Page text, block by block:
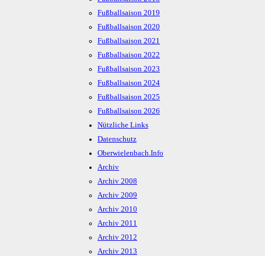
Fußballsaison 2019
Fußballsaison 2020
Fußballsaison 2021
Fußballsaison 2022
Fußballsaison 2023
Fußballsaison 2024
Fußballsaison 2025
Fußballsaison 2026
Nützliche Links
Datenschutz
Oberwielenbach.Info
Archiv
Archiv 2008
Archiv 2009
Archiv 2010
Archiv 2011
Archiv 2012
Archiv 2013